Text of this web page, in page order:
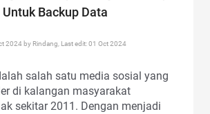
Untuk Backup Data
2024 by Rindang, Last edit: 01 Oct 2024
salah satu media sosial yang
di kalangan masyarakat
sekitar 2011. Dengan menjadi